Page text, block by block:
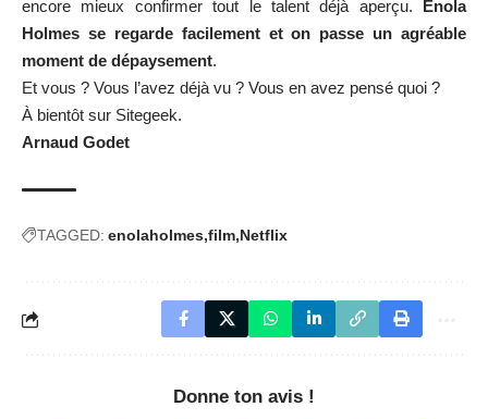
encore mieux confirmer tout le talent déjà aperçu.
Enola
Holmes se regarde facilement et on passe un agréable
moment de dépaysement.
Et vous ? Vous l’avez déjà vu ? Vous en avez pensé quoi ?
À bientôt sur Sitegeek.
Arnaud Godet
TAGGED: enolaholmes film Netflix
Donne ton avis !